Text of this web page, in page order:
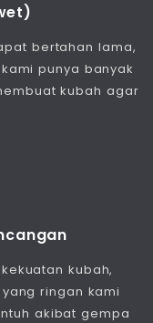
bertahan lama,
punya banyak
kubah agar
kubah,
ringan kami
akibat gempa